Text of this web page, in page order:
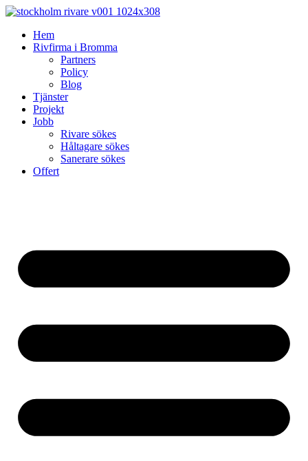
Skip
contentHem
Rivfirma i Bromma
Partners
Policy
Blog
Tjänster
Projekt
Jobb
Rivare sökes
Håltagare sökes
Sanerare sökes
Offert